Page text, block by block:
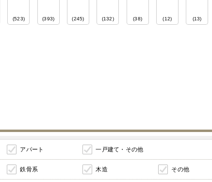
(523) (393) (245) (132) (38) (12) (13)
アパート 一戸建て・その他
鉄骨系 木造 その他